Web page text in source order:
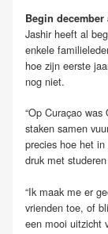
Begin
Jashir heeft al
enkele
hoe zijn eerste
nog niet.
“Op Curaçao
staken samen
precies hoe het
druk met
“Ik maak me er
vrienden toe, of
een mooi uitzicht